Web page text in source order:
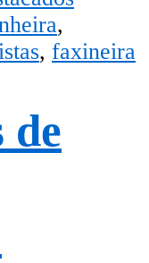
,
, faxineira
de